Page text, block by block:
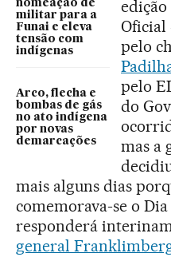
nomeação de
militar para a
Funai e eleva
tensão com
indígenas
Arco, flecha e
bombas de gás
no ato indígena
por novas
demarcações
Oficial
pelo
pelo
do
mas a
mais alguns dias
comemorava-se o
responderá
general